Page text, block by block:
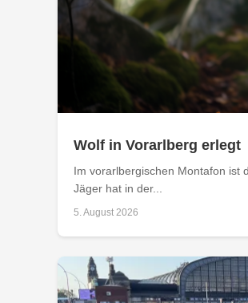
Wolf in Vorarlberg erlegt
Im vorarlbergischen Montafon ist
Jäger hat in der...
5. August 2026